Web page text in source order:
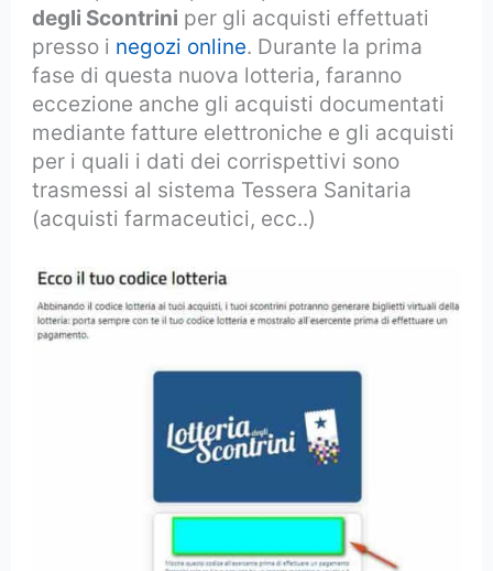
degli Scontrini per gli acquisti effettuati
presso i negozi online. Durante la prima
fase di questa nuova lotteria, faranno
eccezione anche gli acquisti documentati
mediante fatture elettroniche e gli acquisti
per i quali i dati dei corrispettivi sono
trasmessi al sistema Tessera Sanitaria
(acquisti farmaceutici, ecc..)